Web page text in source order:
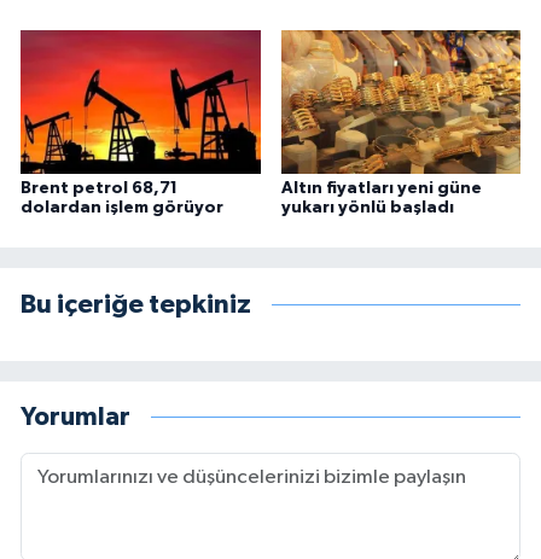
Brent petrol 68,71
dolardan işlem görüyor
Altın fiyatları yeni güne
yukarı yönlü başladı
Bu içeriğe tepkiniz
Yorumlar